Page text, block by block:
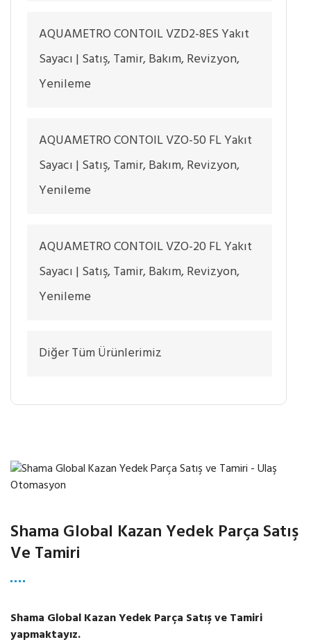
AQUAMETRO CONTOIL VZD2-8ES Yakıt
Sayacı | Satış, Tamir, Bakım, Revizyon,
Yenileme
AQUAMETRO CONTOIL VZO-50 FL Yakıt
Sayacı | Satış, Tamir, Bakım, Revizyon,
Yenileme
AQUAMETRO CONTOIL VZO-20 FL Yakıt
Sayacı | Satış, Tamir, Bakım, Revizyon,
Yenileme
Diğer Tüm Ürünlerimiz
Shama Global Kazan Yedek Parça Satış
Ve Tamiri
Shama Global Kazan Yedek Parça Satış ve Tamiri
yapmaktayız.